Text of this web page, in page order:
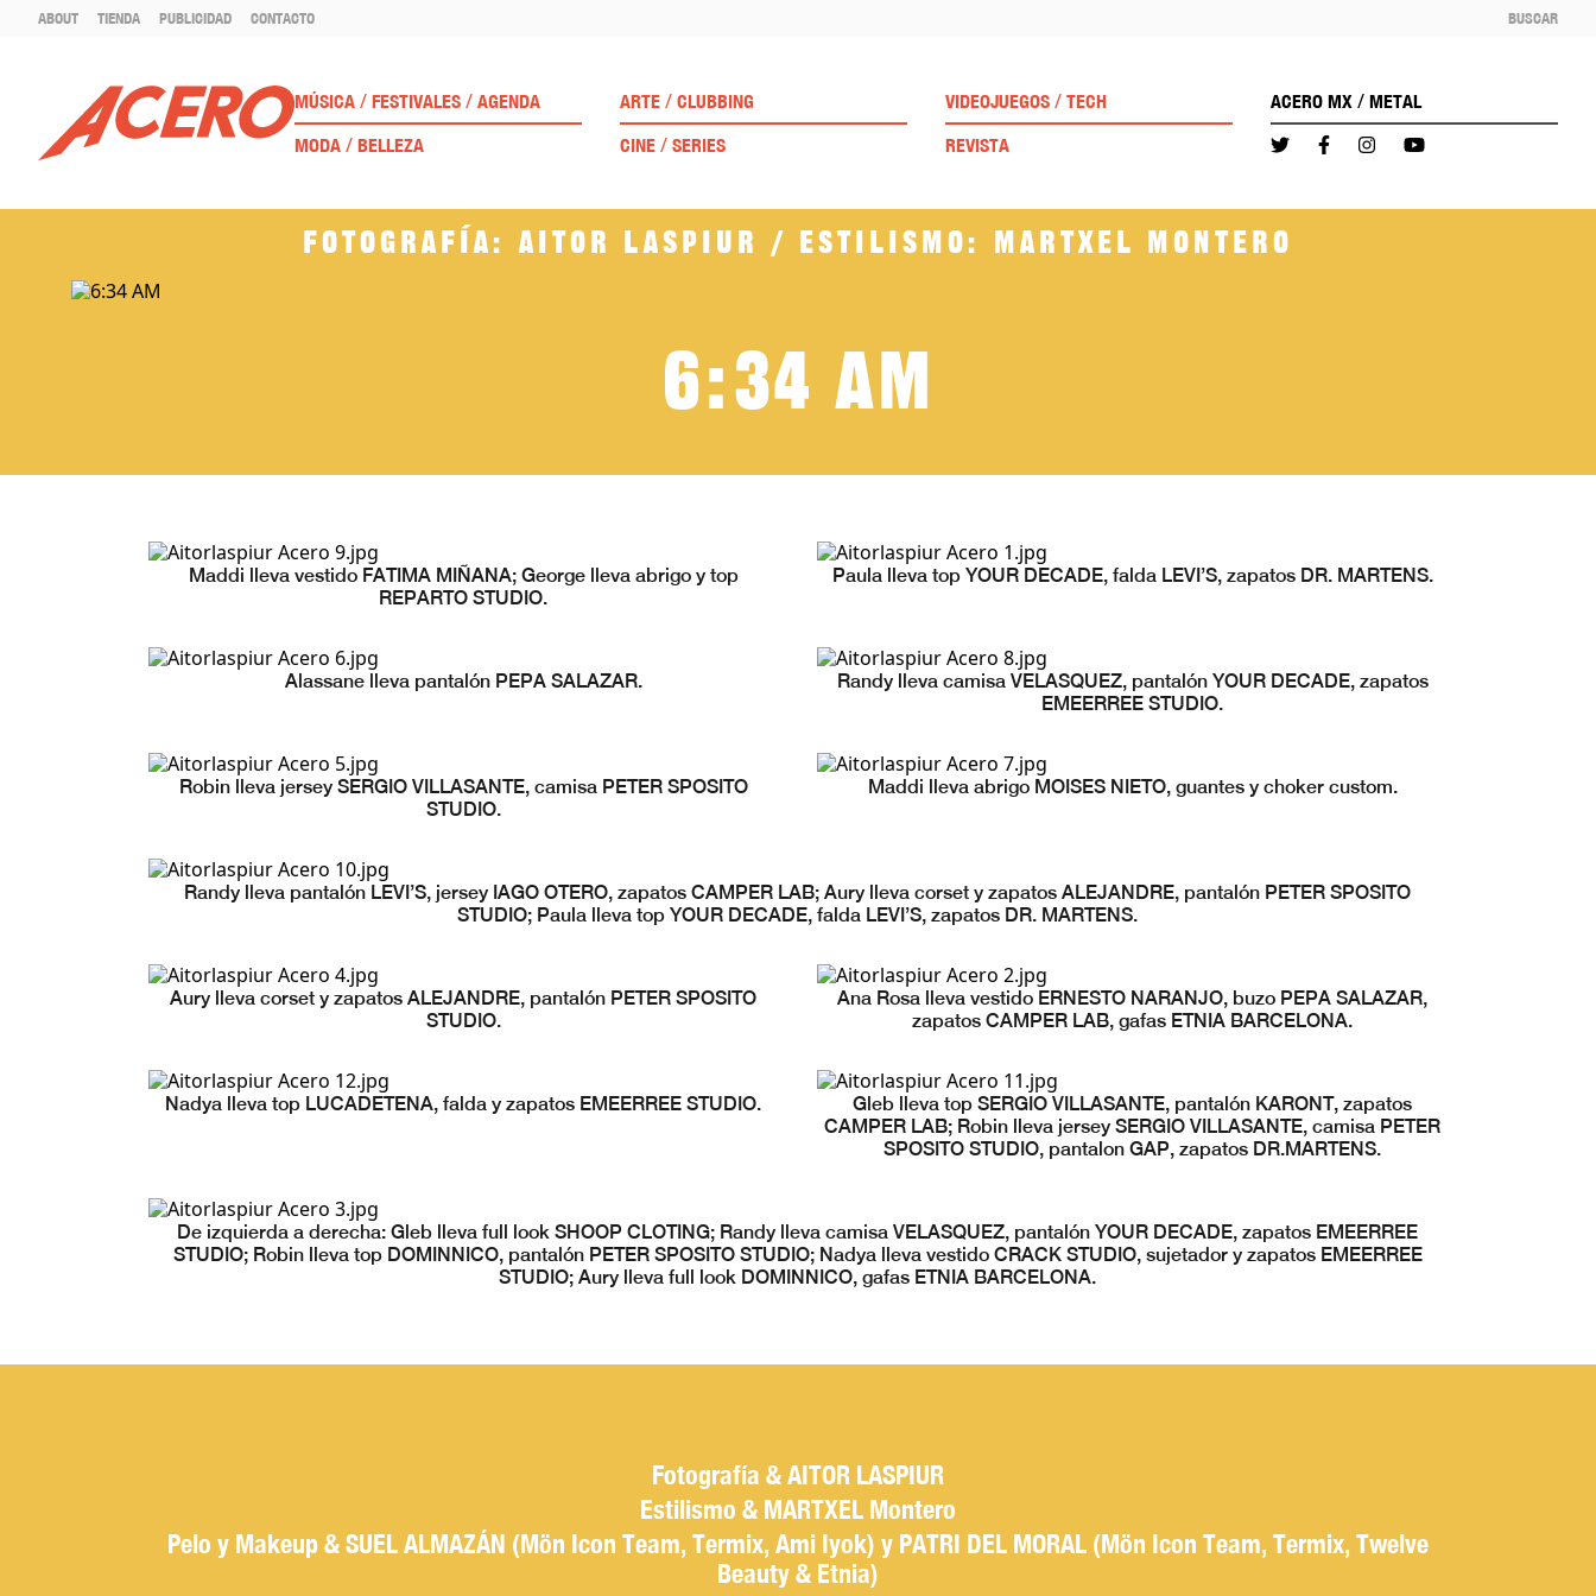
ABOUT TIENDA PUBLICIDAD CONTACTO BUSCAR
MÚSICA / FESTIVALES / AGENDA ARTE / CLUBBING VIDEOJUEGOS / TECH ACERO MX / METAL
MODA / BELLEZA CINE / SERIES REVISTA
Fotografía: Aitor Laspiur / Estilismo: Martxel Montero
6:34 AM
Maddi lleva vestido FATIMA MIÑANA; George lleva abrigo y top
REPARTO STUDIO.
Paula lleva top YOUR DECADE, falda LEVI’S, zapatos DR. MARTENS.
Alassane lleva pantalón PEPA SALAZAR.
Randy lleva camisa VELASQUEZ, pantalón YOUR DECADE, zapatos
EMEERREE STUDIO.
Robin lleva jersey SERGIO VILLASANTE, camisa PETER SPOSITO
STUDIO.
Maddi lleva abrigo MOISES NIETO, guantes y choker custom.
Randy lleva pantalón LEVI’S, jersey IAGO OTERO, zapatos CAMPER LAB; Aury lleva corset y zapatos ALEJANDRE, pantalón PETER SPOSITO
STUDIO; Paula lleva top YOUR DECADE, falda LEVI’S, zapatos DR. MARTENS.
Aury lleva corset y zapatos ALEJANDRE, pantalón PETER SPOSITO
STUDIO.
Ana Rosa lleva vestido ERNESTO NARANJO, buzo PEPA SALAZAR,
zapatos CAMPER LAB, gafas ETNIA BARCELONA.
Nadya lleva top LUCADETENA, falda y zapatos EMEERREE STUDIO.
Gleb lleva top SERGIO VILLASANTE, pantalón KARONT, zapatos
CAMPER LAB; Robin lleva jersey SERGIO VILLASANTE, camisa PETER
SPOSITO STUDIO, pantalon GAP, zapatos DR.MARTENS.
De izquierda a derecha: Gleb lleva full look SHOOP CLOTING; Randy lleva camisa VELASQUEZ, pantalón YOUR DECADE, zapatos EMEERREE
STUDIO; Robin lleva top DOMINNICO, pantalón PETER SPOSITO STUDIO; Nadya lleva vestido CRACK STUDIO, sujetador y zapatos EMEERREE
STUDIO; Aury lleva full look DOMINNICO, gafas ETNIA BARCELONA.
Fotografía & AITOR LASPIUR
Estilismo & MARTXEL Montero
Pelo y Makeup & SUEL ALMAZÁN (Mön Icon Team, Termix, Ami Iyok) y PATRI DEL MORAL (Mön Icon Team, Termix, Twelve
Beauty & Etnia)